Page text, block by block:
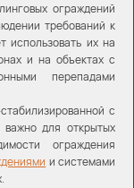
ограждений
требований к
использовать их на
и на объектах с
перепадами
с
для открытых
ограждения
и системами